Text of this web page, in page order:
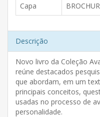
Capa
Descrição
Novo livro da Coleção
reúne destacados
que abordam, em um
principais conceitos,
usadas no processo de
personalidade.